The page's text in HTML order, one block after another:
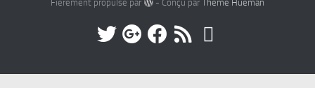
Fièrement propulsé par - Conçu par Thème Hueman